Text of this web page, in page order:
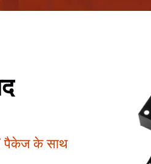
पैकेज के साथ